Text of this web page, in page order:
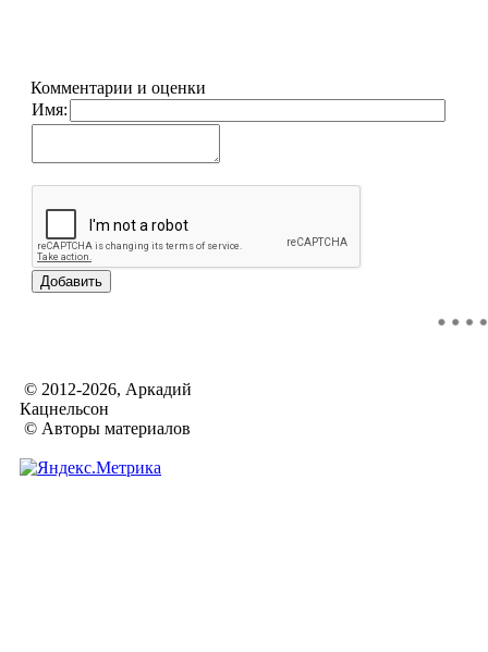
Комментарии и оценки
Имя:
© 2012-2026, Аркадий
Кацнельсон
© Авторы материалов